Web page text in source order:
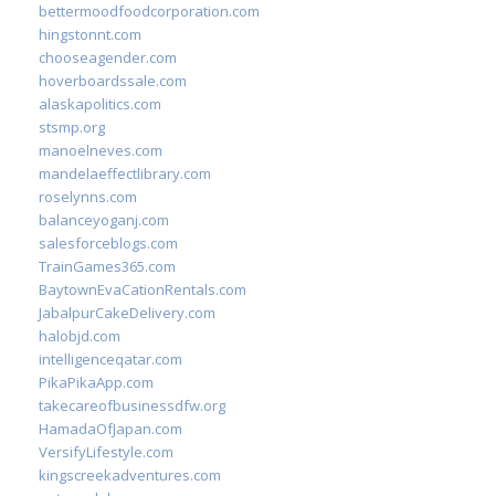
bettermoodfoodcorporation.com
hingstonnt.com
chooseagender.com
hoverboardssale.com
alaskapolitics.com
stsmp.org
manoelneves.com
mandelaeffectlibrary.com
roselynns.com
balanceyoganj.com
salesforceblogs.com
TrainGames365.com
BaytownEvaCationRentals.com
JabalpurCakeDelivery.com
halobjd.com
intelligenceqatar.com
PikaPikaApp.com
takecareofbusinessdfw.org
HamadaOfJapan.com
VersifyLifestyle.com
kingscreekadventures.com